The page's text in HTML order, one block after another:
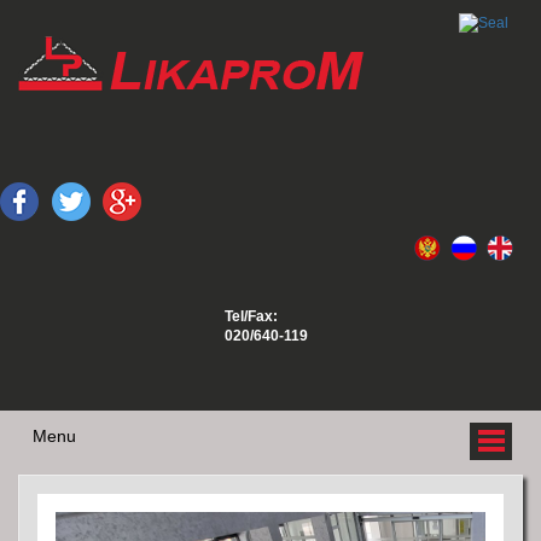
Tel/Fax:
020/640-119
Menu